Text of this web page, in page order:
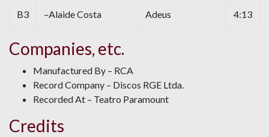
B3 –Alaide Costa Adeus 4:13
Companies, etc.
Manufactured By – RCA
Record Company – Discos RGE Ltda.
Recorded At – Teatro Paramount
Credits